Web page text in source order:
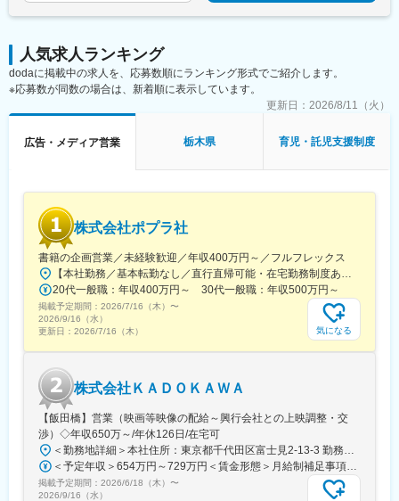
人気求人ランキング
dodaに掲載中の求人を、応募数順にランキング形式でご紹介します。
※応募数が同数の場合は、新着順に表示しています。
更新日： 2026/8/11（火）
広告・メディア営業 栃木県 育児・託児支援制度
株式会社ポプラ社
書籍の企画営業／未経験歓迎／年収400万円～／フルフレックス
20代一般職：年収400万円～ 30代一般職：年収500万円～
掲載予定期間： 2026/7/16（木） 〜
2026/9/16（水）
更新日： 2026/7/16（木） 気になる
株式会社ＫＡＤＯＫＡＷＡ
【飯田橋】営業（映画等映像の配給～興行会社との上映調整・交
渉）◇年収650万～/年休126日/在宅可
掲載予定期間： 2026/6/18（木） 〜
2026/9/16（水）